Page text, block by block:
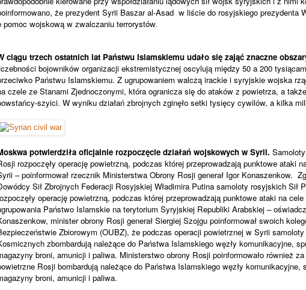
że prezydent Syrii Baszar al-Asad w liście do rosyjskiego prezydenta
pomoc wojskową w zwalczaniu terrorystów.
ciągu trzech ostatnich lat Państwu Islamskiemu udało się zająć znaczne
bojowników organizacji ekstremistycznej oscylują między 50 a 200
Państwu Islamskiemu. Z ugrupowaniem walczą irackie i syryjskie wojska
czele ze Stanami Zjednoczonymi, która ogranicza się do ataków z powietrza, a
szyici. W wyniku działań zbrojnych zginęło setki tysięcy cywilów, a kilka
potwierdziła oficjalnie rozpoczęcie działań wojskowych w Syrii.
rozpoczęły operację powietrzną, podczas której przeprowadzają punktowe ataki
– poinformował rzecznik Ministerstwa Obrony Rosji generał Igor Konaszenkow.
Sił Zbrojnych Federacji Rosyjskiej Władimira Putina samoloty rosyjskich Sił
operację powietrzną, podczas której przeprowadzają punktowe ataki na
Państwo Islamskie na terytorium Syryjskiej Republiki Arabskiej –
minister obrony Rosji generał Siergiej Szojgu poinformował swoich
Zbiorowym (OUBZ), że podczas operacji powietrznej w Syrii
zbombardują należące do Państwa Islamskiego węzły komunikacyjne,
broni, amunicji i paliwa. Ministerstwo obrony Rosji poinformowało również
Rosji bombardują należące do Państwa Islamskiego węzły komunikacyjne,
broni, amunicji i paliwa.